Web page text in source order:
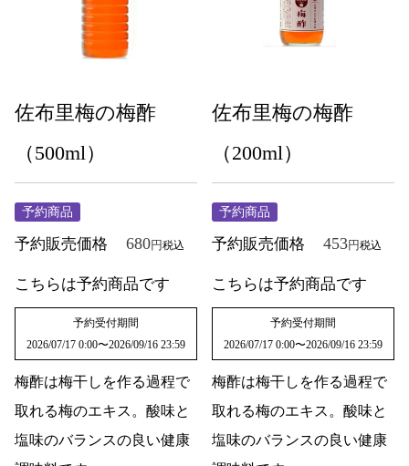
佐布里梅の梅酢
（500ml）
予約商品
予約販売価格 680 税込
こちらは予約商品です
予約受付期間
2026/07/17 0:00〜2026/09/16 23:59
梅酢は梅干しを作る過程で
取れる梅のエキス。酸味と
塩味のバランスの良い健康
佐布里梅の梅酢
（200ml）
予約商品
予約販売価格 453 税込
こちらは予約商品です
予約受付期間
2026/07/17 0:00〜2026/09/16 23:59
梅酢は梅干しを作る過程で
取れる梅のエキス。酸味と
塩味のバランスの良い健康